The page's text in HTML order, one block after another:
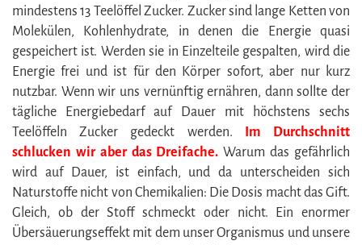
mindestens 13 Teelöffel Zucker. Zucker sind lange Ketten von
Molekülen, Kohlenhydrate, in denen die Energie quasi
gespeichert ist. Werden sie in Einzelteile gespalten, wird die
Energie frei und ist für den Körper sofort, aber nur kurz
nutzbar. Wenn wir uns vernünftig ernähren, dann sollte der
tägliche Energiebedarf auf Dauer mit höchstens sechs
Teelöffeln Zucker gedeckt werden. Im Durchschnitt
schlucken wir aber das Dreifache. Warum das gefährlich
wird auf Dauer, ist einfach, und da unterscheiden sich
Naturstoffe nicht von Chemikalien: Die Dosis macht das Gift.
Gleich, ob der Stoff schmeckt oder nicht. Ein enormer
Übersäuerungseffekt mit dem unser Organismus und unsere